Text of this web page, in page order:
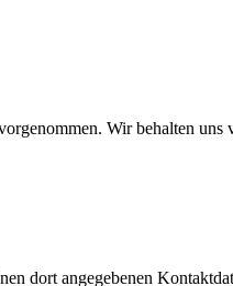
Wir behalten uns
dort angegebenen